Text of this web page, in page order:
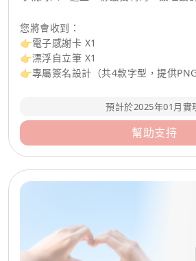
您將會收到：
👉電子感謝卡 X1
👉漂浮自立筆 X1
👉專屬簽名設計（共4款字型，提供
預計於2025年01月實
幫助支持